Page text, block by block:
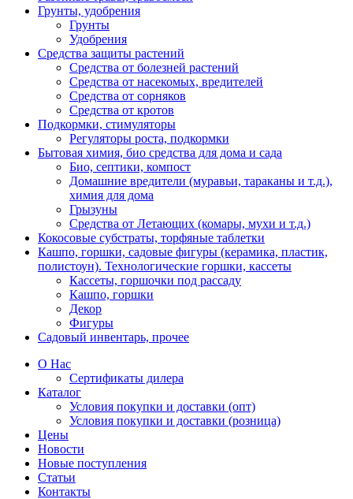
Грунты, удобрения
Грунты
Удобрения
Средства защиты растений
Средства от болезней растений
Средства от насекомых, вредителей
Средства от сорняков
Средства от кротов
Подкормки, стимуляторы
Регуляторы роста, подкормки
Бытовая химия, био средства для дома и сада
Био, септики, компост
Домашние вредители (муравьи, тараканы и т.д.),
химия для дома
Грызуны
Средства от Летающих (комары, мухи и т.д.)
Кокосовые субстраты, торфяные таблетки
Кашпо, горшки, садовые фигуры (керамика, пластик,
полистоун). Технологические горшки, кассеты
Кассеты, горшочки под рассаду
Кашпо, горшки
Декор
Фигуры
Садовый инвентарь, прочее
О Нас
Сертификаты дилера
Каталог
Условия покупки и доставки (опт)
Условия покупки и доставки (розница)
Цены
Новости
Новые поступления
Статьи
Контакты